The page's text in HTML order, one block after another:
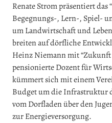
Renate Strom präsentiert
Begegnungs-, Lern-, Spiel-
um Landwirtschaft und
breiten auf dörfliche
Heinz Niemann mit
pensionierte Dozent für
kümmert sich mit einem
Budget um die Infrastruktur
vom Dorfladen über den
zur Energieversorgung.